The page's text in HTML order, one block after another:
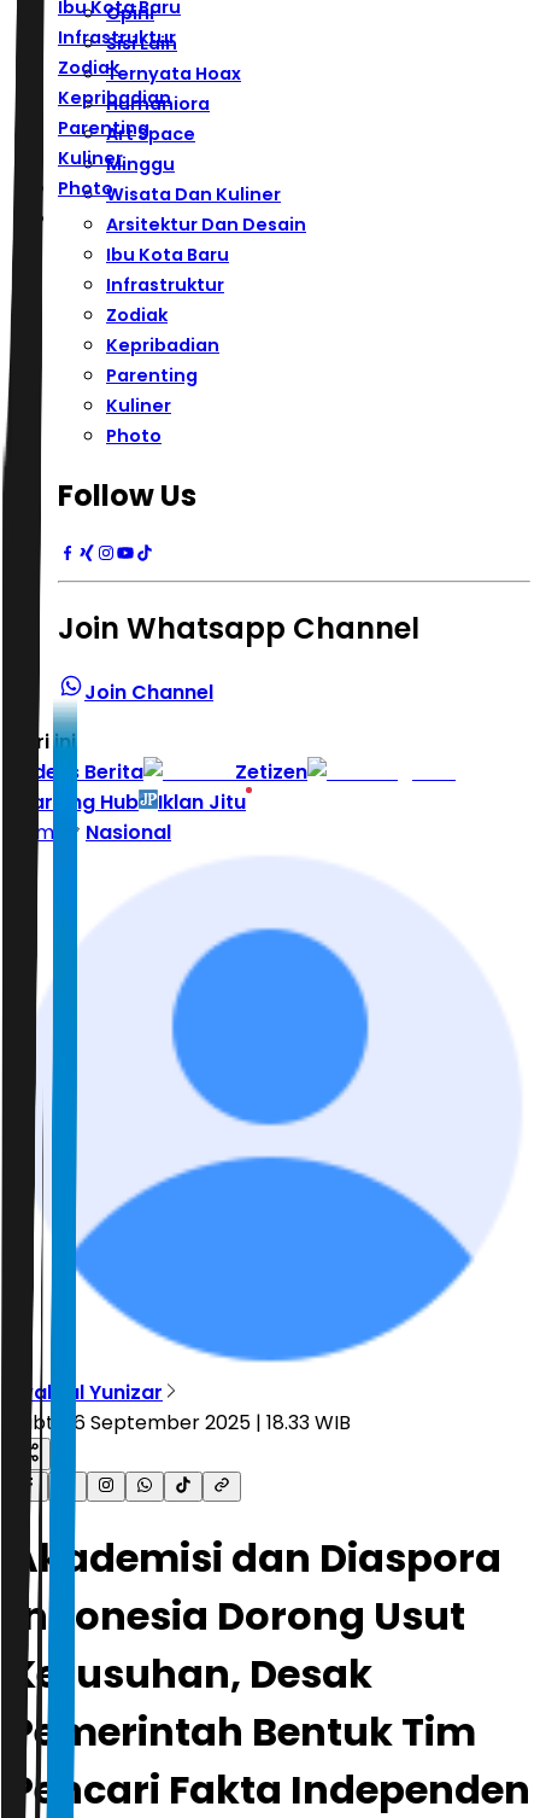
Ibu Kota Baru
Infrastruktur
Zodiak
Kepribadian
Parenting
Kuliner
Photo
Opini
Sisi Lain
Ternyata Hoax
Humaniora
Art Space
Minggu
Wisata Dan Kuliner
Arsitektur Dan Desain
Ibu Kota Baru
Infrastruktur
Zodiak
Kepribadian
Parenting
Kuliner
Photo
Follow Us
Join Whatsapp Channel
Join Channel
Hari ini
Indeks Berita
Zetizen
Learning Hub
Iklan Jitu
Home
Nasional
Syahrul Yunizar
Sabtu, 6 September 2025 | 18.33 WIB
Akademisi dan Diaspora
Indonesia Dorong Usut
Kerusuhan, Desak
Pemerintah Bentuk Tim
Pencari Fakta Independen